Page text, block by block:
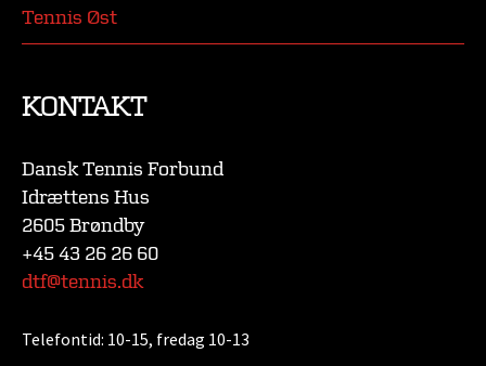
Tennis Øst
KONTAKT
Dansk Tennis Forbund
Idrættens Hus
2605 Brøndby
+45 43 26 26 60
dtf@tennis.dk
Telefontid: 10-15, fredag 10-13